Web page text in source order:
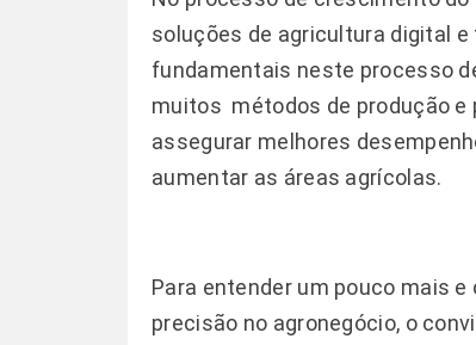
soluções de agricultura digital
fundamentais neste processo
muitos métodos de produção e
assegurar melhores
aumentar as áreas agrícolas.
Para entender um pouco mais
precisão no agronegócio, o